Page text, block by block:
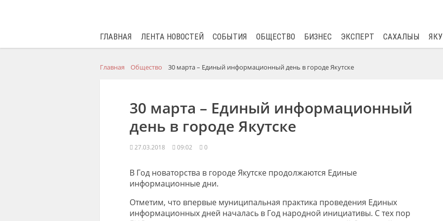
ГЛАВНАЯ ЛЕНТА НОВОСТЕЙ СОБЫТИЯ ОБЩЕСТВО БИЗНЕС ЭКСПЕРТ САХАЛЫЫ
Главная Общество 30 марта – Единый информационный день в городе Якутске
30 марта – Единый информационный
день в городе Якутске
27.03.2018 09:02 0
В Год новаторства в городе Якутске продолжаются Единые
информационные дни.
Отметим, что впервые муниципальная практика проведения Единых
информационных дней началась в Год народной инициативы. С тех пор